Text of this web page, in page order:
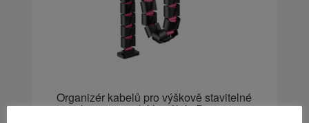
Organizér kabelů pro výškově stavitelné
stoly, magnetický husí krk, Powerton